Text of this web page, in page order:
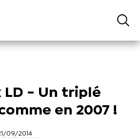
LD - Un triplé
en 2007 !
09/2014